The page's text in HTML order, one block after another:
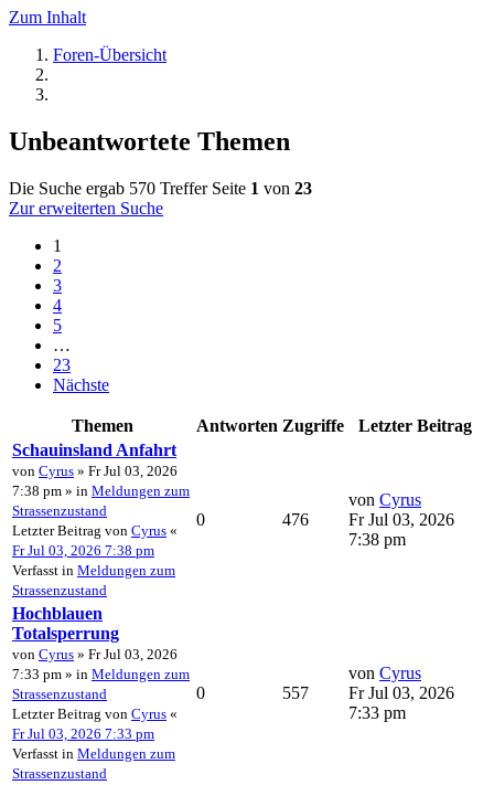
Zum Inhalt
Foren-Übersicht
Unbeantwortete Themen
Die Suche ergab 570 Treffer Seite 1 von 23
Zur erweiterten Suche
1
2
3
4
5
…
23
Nächste
Themen Antworten Zugriffe
Letzter Beitrag
Schauinsland Anfahrt
von Cyrus » Fr Jul 03, 2026
7:38 pm » in Meldungen zum
Strassenzustand
Letzter Beitrag von Cyrus «
Fr Jul 03, 2026 7:38 pm
Verfasst in Meldungen zum
Strassenzustand
0 476
von Cyrus
Fr Jul 03, 2026
7:38 pm
Hochblauen
Totalsperrung
von Cyrus » Fr Jul 03, 2026
7:33 pm » in Meldungen zum
Strassenzustand
Letzter Beitrag von Cyrus «
Fr Jul 03, 2026 7:33 pm
Verfasst in Meldungen zum
Strassenzustand
0 557
von Cyrus
Fr Jul 03, 2026
7:33 pm